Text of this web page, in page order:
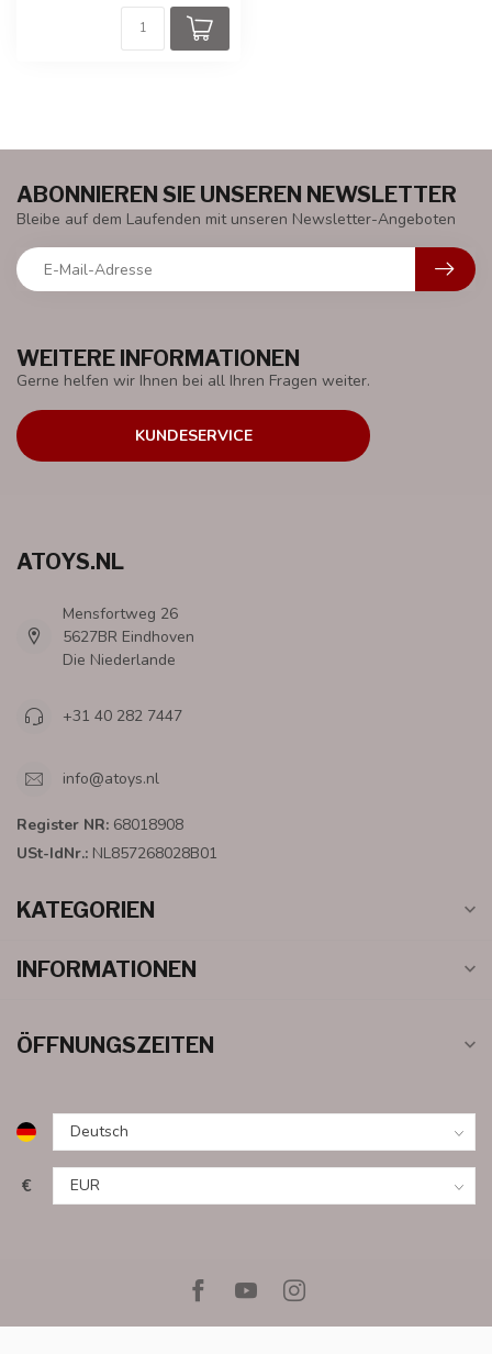
WEITERE INFORMATIONEN
Gerne helfen wir Ihnen bei all Ihren Fragen weiter.
KUNDESERVICE
ABONNIEREN SIE UNSEREN NEWSLETTER
Bleibe auf dem Laufenden mit unseren Newsletter-Angeboten
ATOYS.NL
Mensfortweg 26
5627BR Eindhoven
Die Niederlande
+31 40 282 7447
info@atoys.nl
Register NR: 68018908
USt-IdNr.: NL857268028B01
KATEGORIEN
INFORMATIONEN
ÖFFNUNGSZEITEN
€